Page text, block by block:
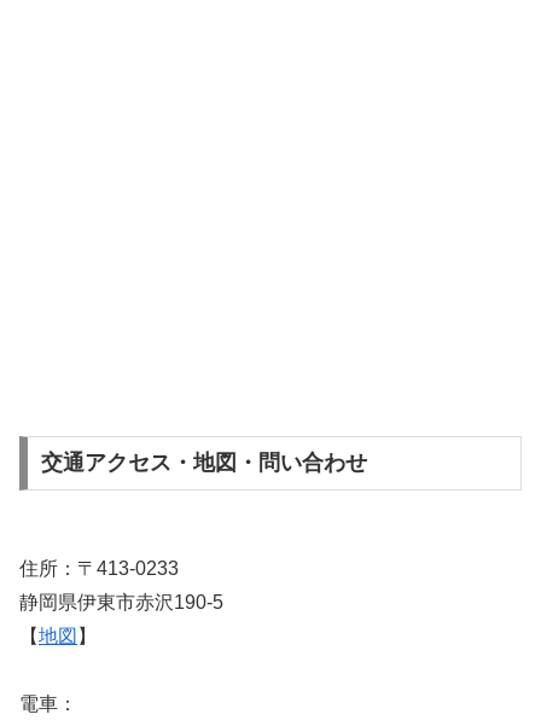
交通アクセス・地図・問い合わせ
住所：〒413-0233
静岡県伊東市赤沢190-5
【地図 】
電車：